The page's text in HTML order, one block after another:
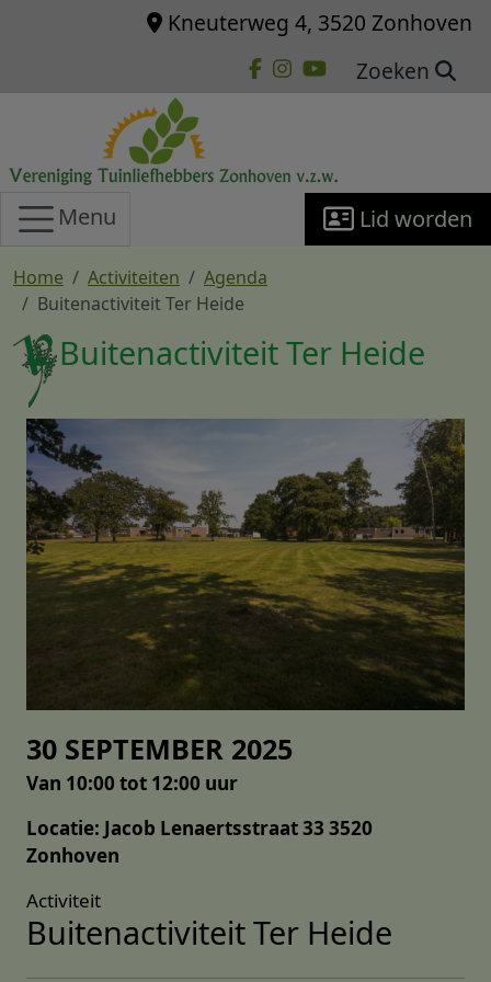
Overslaan en naar de inhoud gaanKneuterweg 4, 3520 Zonhoven
Zoeken
Menu Lid worden
Home Activiteiten
Agenda
Buitenactiviteit Ter Heide
Buitenactiviteit Ter Heide
30 SEPTEMBER 2025
Van 10:00 tot 12:00 uur
Locatie: Jacob Lenaertsstraat 33 3520
Zonhoven
Activiteit
Buitenactiviteit Ter Heide